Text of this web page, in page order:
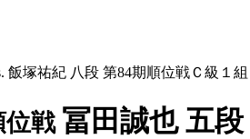
飯塚祐紀 八段 第84期順位戦Ｃ級１
位戦 冨田誠也 五